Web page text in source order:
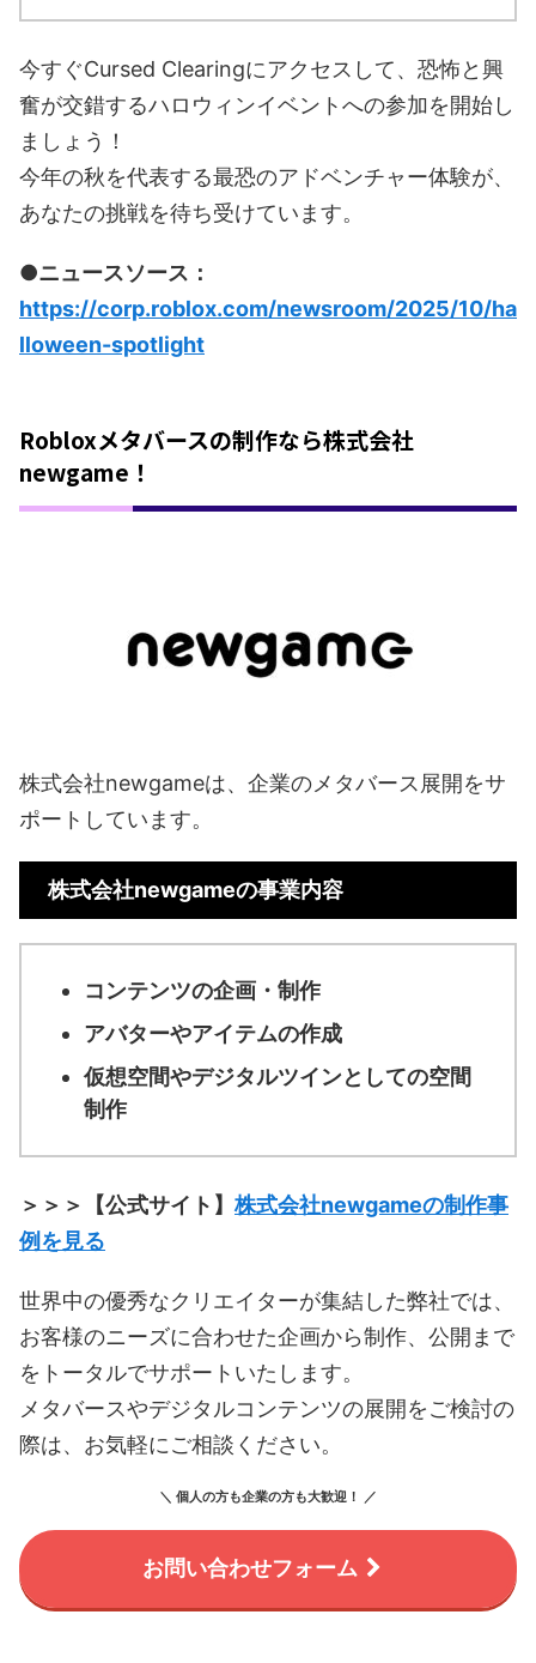
今すぐCursed Clearingにアクセスして、恐怖と興
奮が交錯するハロウィンイベントへの参加を開始し
ましょう！
今年の秋を代表する最恐のアドベンチャー体験が、
あなたの挑戦を待ち受けています。
●ニュースソース：
https://corp.roblox.com/newsroom/2025/10/ha
lloween-spotlight
Robloxメタバースの制作なら株式会社
newgame！
株式会社newgameは、企業のメタバース展開をサ
ポートしています。
株式会社newgameの事業内容
コンテンツの企画・制作
アバターやアイテムの作成
仮想空間やデジタルツインとしての空間
制作
＞＞＞【公式サイト】株式会社newgameの制作事
例を見る
世界中の優秀なクリエイターが集結した弊社では、
お客様のニーズに合わせた企画から制作、公開まで
をトータルでサポートいたします。
メタバースやデジタルコンテンツの展開をご検討の
際は、お気軽にご相談ください。
＼ 個人の方も企業の方も大歓迎！ ／
お問い合わせフォーム